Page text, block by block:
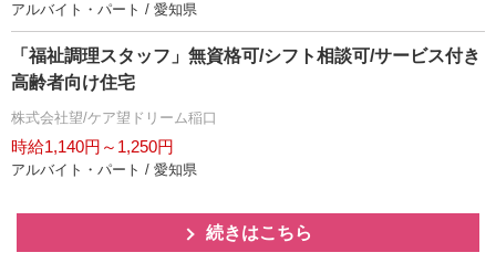
アルバイト・パート / 愛知県
「福祉調理スタッフ」無資格可/シフト相談可/サービス付き
高齢者向け住宅
株式会社望/ケア望ドリーム稲口
時給1,140円～1,250円
アルバイト・パート / 愛知県
続きはこちら